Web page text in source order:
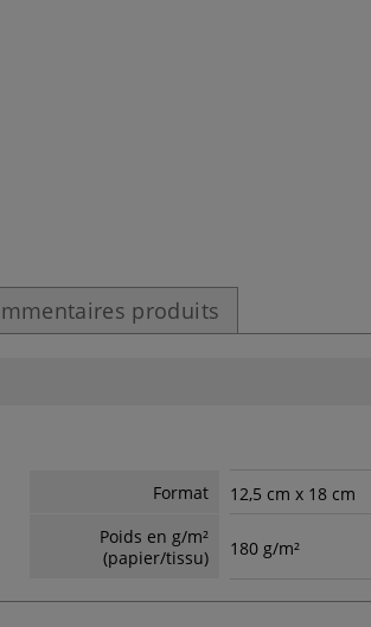
produits
Format
12,5 cm x 18 cm
Poids en g/m²
(papier/tissu)
180 g/m²